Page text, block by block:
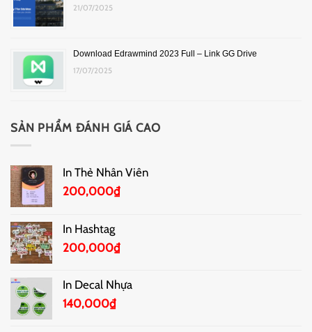
21/07/2025
Download Edrawmind 2023 Full – Link GG Drive
17/07/2025
SẢN PHẨM ĐÁNH GIÁ CAO
In Thẻ Nhân Viên
200,000₫
In Hashtag
200,000₫
In Decal Nhựa
140,000₫